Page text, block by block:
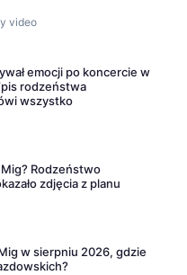
video
emocji po koncercie w
rodzeństwa
wszystko
Rodzeństwo
zdjęcia z planu
w sierpniu 2026, gdzie